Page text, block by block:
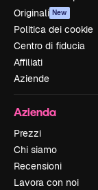
Originali New
Politica dei cookie
Centro di fiducia
Affiliati
Aziende
Azienda
Prezzi
Chi siamo
Recensioni
Lavora con noi